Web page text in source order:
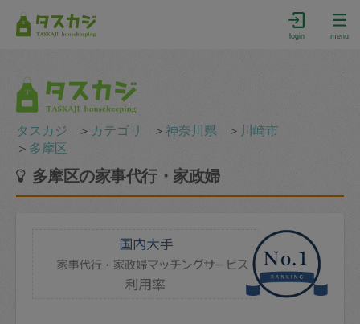
login menu
タスカジ ＞ カテゴリ ＞神奈川県 ＞ 川崎市
＞ 多摩区
多摩区の家事代行・家政婦